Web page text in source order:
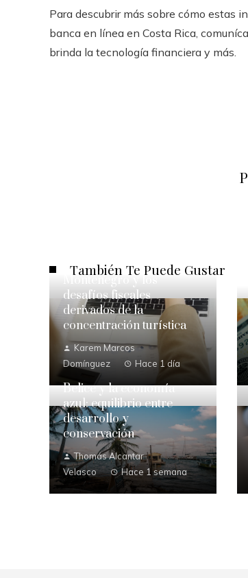
Para descubrir más sobre cómo estas
banca en línea en Costa Rica,
brinda la tecnología financiera y más.
También Te Puede Gustar
desafíos fiscales
derivados de la
concentración turística
Karem Marcos
Domínguez
Hace 1 día
Belice y la economía
azul: equilibrio entre
desarrollo y
conservación
Thomás Alcantar
Velasco
Hace 1 semana